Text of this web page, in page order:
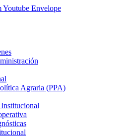
Youtube Envelope
Agraria (PPA)